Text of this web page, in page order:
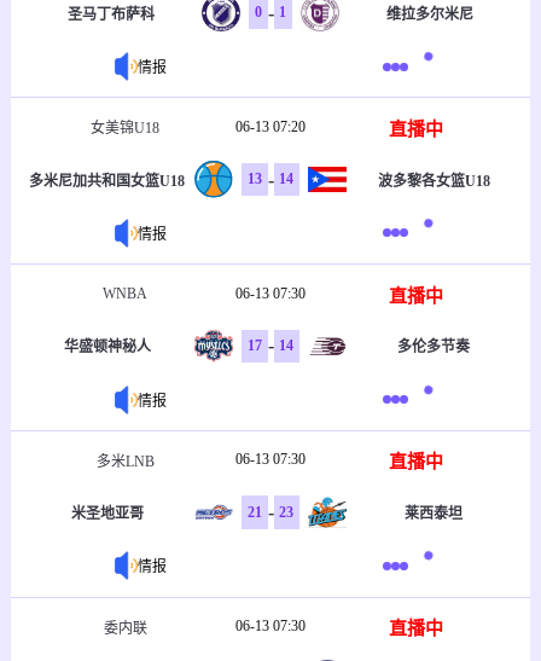
圣马丁布萨科 0 - 1 维拉多尔米尼
情报
女美锦U18 06-13 07:20 直播中
多米尼加共和国女篮U18 13 - 14 波多黎各女篮U18
情报
WNBA 06-13 07:30 直播中
华盛顿神秘人 17 - 14 多伦多节奏
情报
多米LNB 06-13 07:30 直播中
米圣地亚哥 21 - 23 莱西泰坦
情报
委内联 06-13 07:30 直播中